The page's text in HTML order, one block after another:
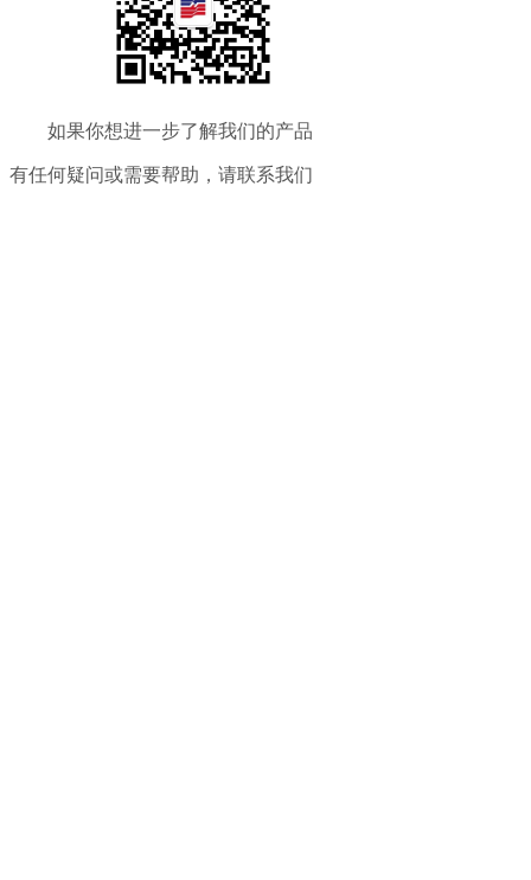
如果你想进一步了解我们的产品
有任何疑问或需要帮助，请联系我们